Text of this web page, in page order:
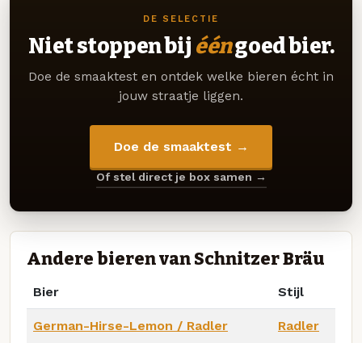
DE SELECTIE
Niet stoppen bij ééngoed bier.
Doe de smaaktest en ontdek welke bieren écht in
jouw straatje liggen.
Doe de smaaktest →
Of stel direct je box samen →
Andere bieren van Schnitzer Bräu
Bier Stijl
German-Hirse-Lemon / Radler Radler